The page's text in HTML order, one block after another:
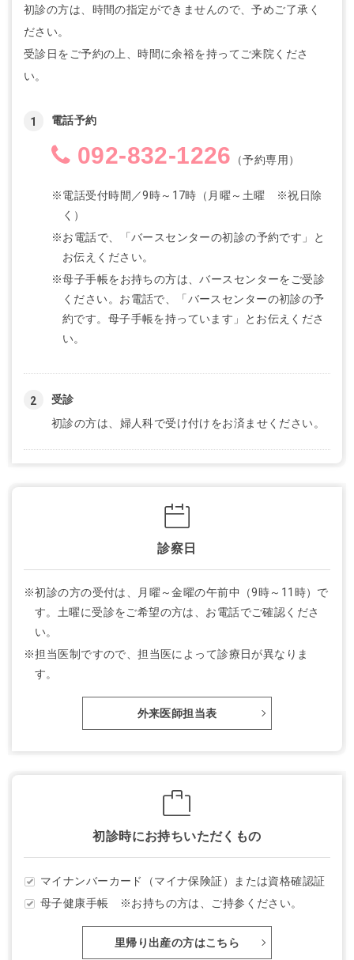
初診の方は、時間の指定ができませんので、予めご了承く
ださい。
受診日をご予約の上、時間に余裕を持ってご来院くださ
い。
電話予約
092-832-1226 （予約専用）
※電話受付時間／9時～17時（月曜～土曜 ※祝日除
く）
※お電話で、「バースセンターの初診の予約です」と
お伝えください。
※母子手帳をお持ちの方は、バースセンターをご受診
ください。お電話で、「バースセンターの初診の予
約です。母子手帳を持っています」とお伝えくださ
い。
受診
初診の方は、婦人科で受け付けをお済ませください。
診察日
※初診の方の受付は、月曜～金曜の午前中（9時～11時）で
す。土曜に受診をご希望の方は、お電話でご確認くださ
い。
※担当医制ですので、担当医によって診療日が異なりま
す。
外来医師担当表
初診時にお持ちいただくもの
マイナンバーカード（マイナ保険証）または資格確認証
母子健康手帳 ※お持ちの方は、ご持参ください。
里帰り出産の方はこちら